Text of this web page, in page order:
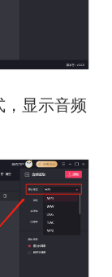
，显示音频